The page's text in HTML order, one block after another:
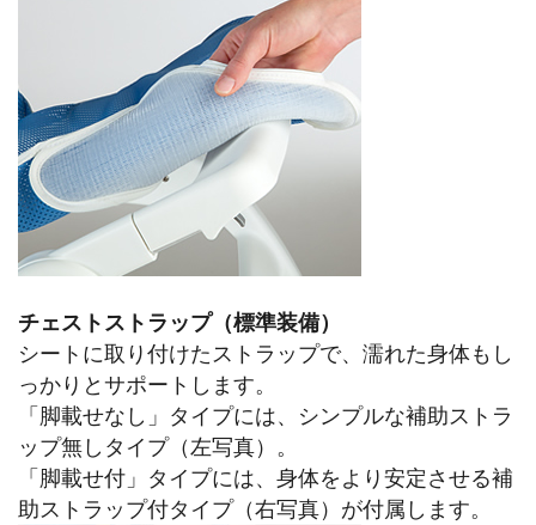
チェストストラップ（標準装備）
シートに取り付けたストラップで、濡れた身体もし
っかりとサポートします。
「脚載せなし」タイプには、シンプルな補助ストラ
ップ無しタイプ（左写真）。
「脚載せ付」タイプには、身体をより安定させる補
助ストラップ付タイプ（右写真）が付属します。